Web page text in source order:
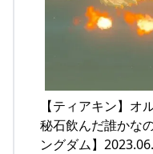
【ティアキン】オ
秘石飲んだ誰かな
ングダム】